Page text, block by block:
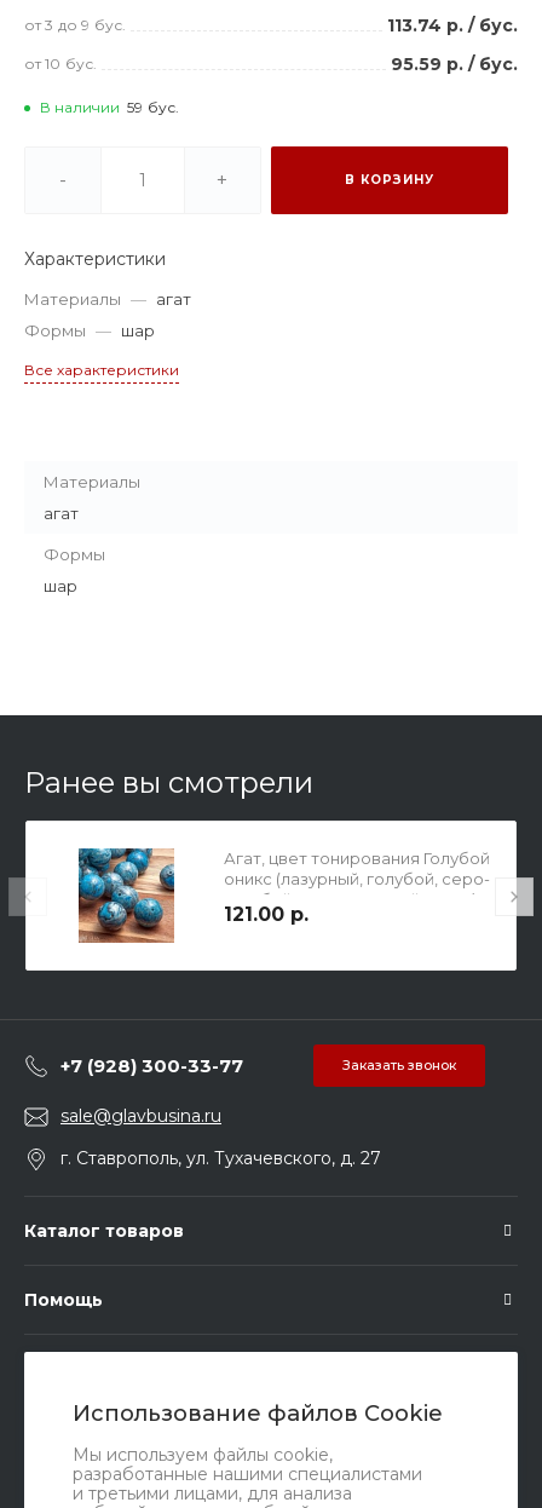
Использование файлов Cookie
Мы используем файлы cookie,
разработанные нашими специалистами
и третьими лицами, для анализа
от 3 до 9 бус. 113.74 р. / бус.
от 10 бус. 95.59 р. / бус.
В наличии 59 бус.
- + В КОРЗИНУ
Характеристики
Материалы — агат
Формы — шар
Все характеристики
Материалы
агат
Формы
шар
Ранее вы смотрели
Агат, цвет тонирования Голубой
оникс (лазурный, голубой, серо-
голубой и темно-серый цвета),
гладкая бусина, шар,
121.00 р.
+7 (928) 300-33-77 Заказать звонок
sale@glavbusina.ru
г. Ставрополь, ул. Тухачевского, д. 27
Каталог товаров
Помощь